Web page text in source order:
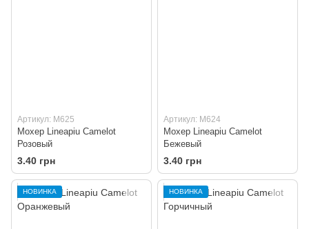
Артикул: M625
Мохер Lineapiu Camelot
Розовый
3.40 грн
Артикул: M624
Мохер Lineapiu Camelot
Бежевый
3.40 грн
НОВИНКА НОВИНКА